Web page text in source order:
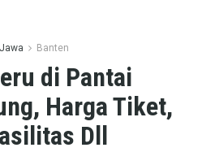
Jawa Banten
di Pantai
Harga Tiket,
Dll